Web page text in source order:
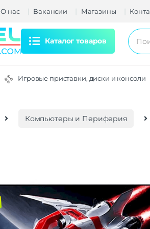
О нас Вакансии Магазины
Каталог товаров
Игровые приставки, диски и консоли
Компьютеры и Периферия